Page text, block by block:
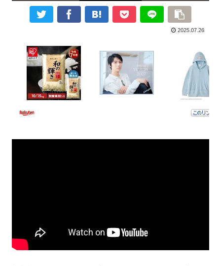
2025.07.26